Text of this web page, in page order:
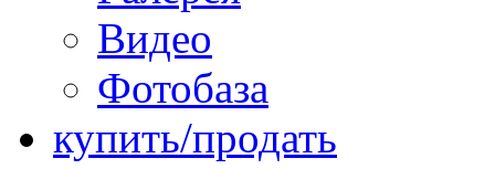
Видео
Фотобаза
купить/продать